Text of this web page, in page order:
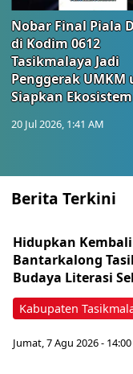
Nobar Final Piala
di Kodim 0612
Tasikmalaya Jadi
Penggerak
Siapkan Ekosistem
20 Jul 2026, 1:41 AM
Berita Terkini
Kabupaten
Hidupkan Kembali
Bantarkalong
Budaya Literasi
Jumat, 7 Agu 2026 - 14:00